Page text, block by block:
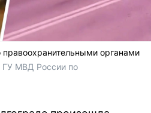
органами
ГУ МВД России по